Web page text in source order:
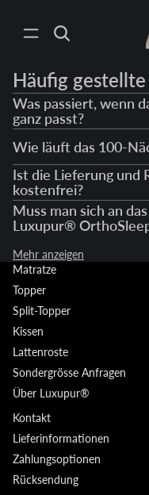
Häufig gestellte
Was passiert, wenn
ganz passt?
Wie läuft das 100-
Ist die Lieferung und
kostenfrei?
Muss man sich an
Luxupur®
Mehr anzeigen
Matratze
Topper
Split-Topper
Kissen
Lattenroste
Sondergrösse Anfragen
Über Luxupur®
Kontakt
Lieferinformationen
Zahlungsoptionen
Rücksendung